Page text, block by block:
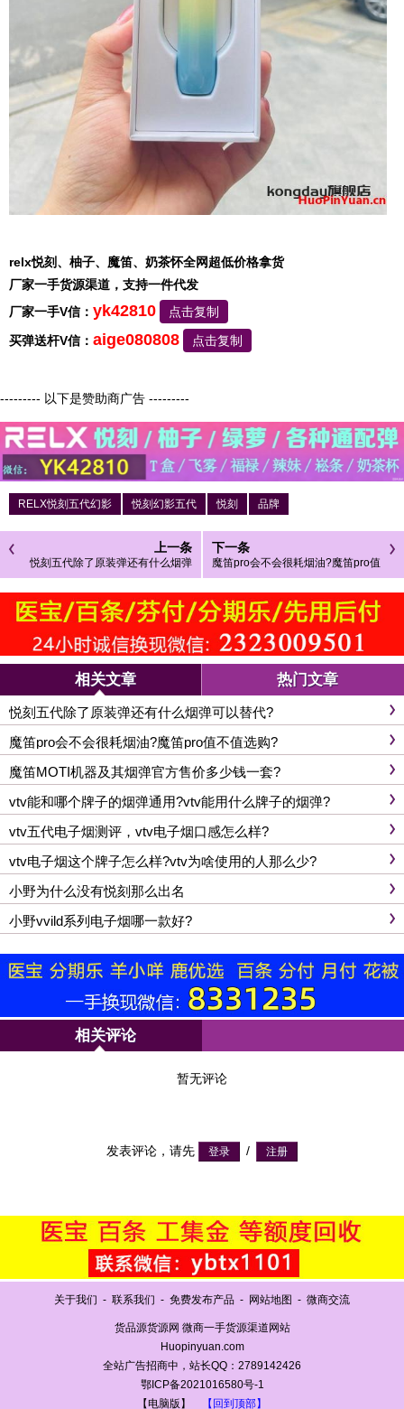
relx悦刻、柚子、魔笛、奶茶怀全网超低价格拿货
厂家一手货源渠道，支持一件代发
厂家一手V信： yk42810
点击复制
买弹送杆V信： aige080808 点击复制
--------- 以下是赞助商广告 ---------
RELX悦刻五代幻影 悦刻幻影五代 悦刻 品牌
上一条
悦刻五代除了原装弹还有什么烟弹
可以替代?
下一条
魔笛pro会不会很耗烟油?魔笛pro值
不值选购?
相关文章 热门文章
悦刻五代除了原装弹还有什么烟弹可以替代?
魔笛pro会不会很耗烟油?魔笛pro值不值选购?
魔笛MOTI机器及其烟弹官方售价多少钱一套?
vtv能和哪个牌子的烟弹通用?vtv能用什么牌子的烟弹?
vtv五代电子烟测评，vtv电子烟口感怎么样?
vtv电子烟这个牌子怎么样?vtv为啥使用的人那么少?
小野为什么没有悦刻那么出名
小野vvild系列电子烟哪一款好?
相关评论
暂无评论
发表评论，请先 /
关于我们 - 联系我们 - 免费发布产品 - 网站地图 - 微商交流
货品源货源网 微商一手货源渠道网站
Huopinyuan.com
全站广告招商中，站长QQ：2789142426
鄂ICP备2021016580号-1
【电脑版】
【回到顶部】